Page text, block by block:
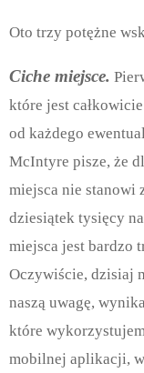
Oto trzy potężne
Ciche miejsce.
które jest
od każdego
McIntyre pisze, że
miejsca nie stanowi
dziesiątek tysięcy
miejsca jest bardzo
Oczywiście, dzisiaj
naszą uwagę,
które
mobilnej aplikacji,